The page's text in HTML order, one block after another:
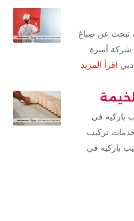
تبحث عن صباغ
شركة أميرة
اقرأ المزيد
باركيه في
تركيب
باركيه في